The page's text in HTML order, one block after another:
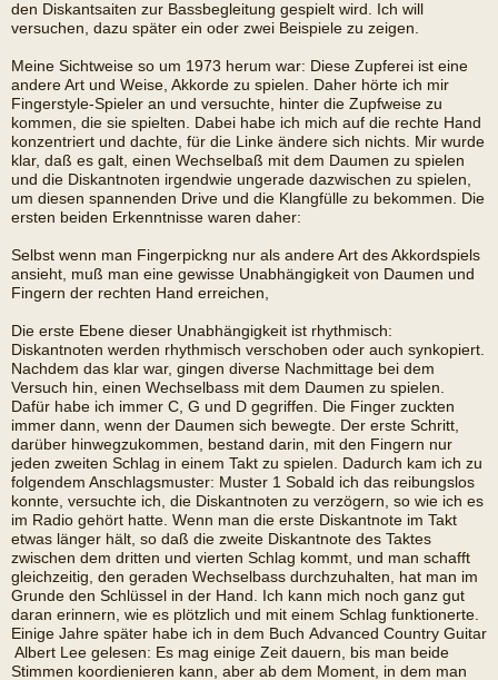
den Diskantsaiten zur Bassbegleitung gespielt wird. Ich will
versuchen, dazu später ein oder zwei Beispiele zu zeigen.
Meine Sichtweise so um 1973 herum war: Diese Zupferei ist eine
andere Art und Weise, Akkorde zu spielen. Daher hörte ich mir
Fingerstyle-Spieler an und versuchte, hinter die Zupfweise zu
kommen, die sie spielten. Dabei habe ich mich auf die rechte Hand
konzentriert und dachte, für die Linke ändere sich nichts. Mir wurde
klar, daß es galt, einen Wechselbaß mit dem Daumen zu spielen
und die Diskantnoten irgendwie ungerade dazwischen zu spielen,
um diesen spannenden Drive und die Klangfülle zu bekommen. Die
ersten beiden Erkenntnisse waren daher:
Selbst wenn man Fingerpickng nur als andere Art des Akkordspiels
ansieht, muß man eine gewisse Unabhängigkeit von Daumen und
Fingern der rechten Hand erreichen,
Die erste Ebene dieser Unabhängigkeit ist rhythmisch:
Diskantnoten werden rhythmisch verschoben oder auch synkopiert.
Nachdem das klar war, gingen diverse Nachmittage bei dem
Versuch hin, einen Wechselbass mit dem Daumen zu spielen.
Dafür habe ich immer C, G und D gegriffen. Die Finger zuckten
immer dann, wenn der Daumen sich bewegte. Der erste Schritt,
darüber hinwegzukommen, bestand darin, mit den Fingern nur
jeden zweiten Schlag in einem Takt zu spielen. Dadurch kam ich zu
folgendem Anschlagsmuster: Muster 1 Sobald ich das reibungslos
konnte, versuchte ich, die Diskantnoten zu verzögern, so wie ich es
im Radio gehört hatte. Wenn man die erste Diskantnote im Takt
etwas länger hält, so daß die zweite Diskantnote des Taktes
zwischen dem dritten und vierten Schlag kommt, und man schafft
gleichzeitig, den geraden Wechselbass durchzuhalten, hat man im
Grunde den Schlüssel in der Hand. Ich kann mich noch ganz gut
daran erinnern, wie es plötzlich und mit einem Schlag funktionerte.
Einige Jahre später habe ich in dem Buch Advanced Country Guitar
 Albert Lee gelesen: Es mag einige Zeit dauern, bis man beide
Stimmen koordienieren kann, aber ab dem Moment, in dem man